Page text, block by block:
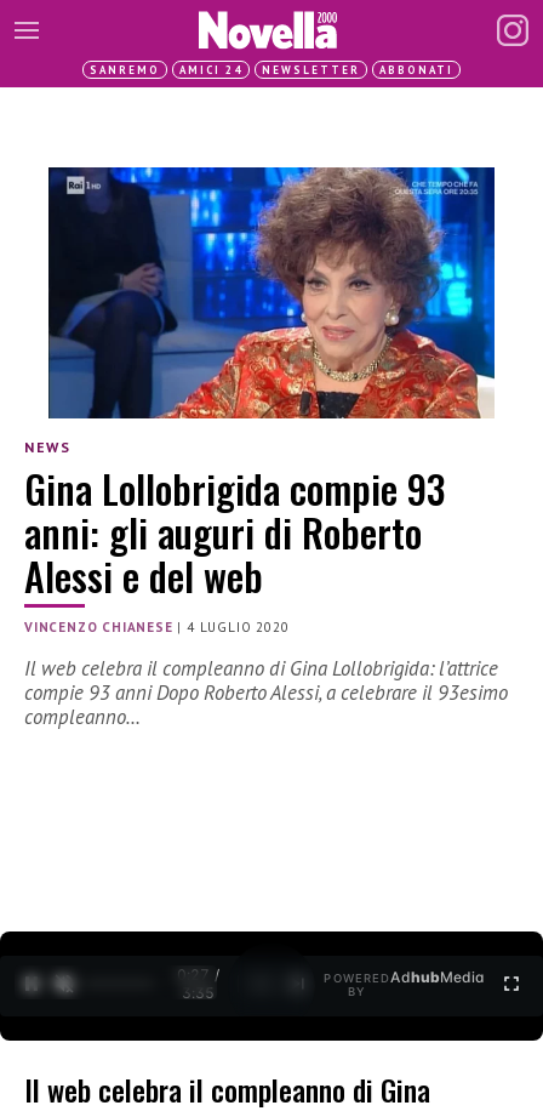
SANREMO AMICI 24 NEWSLETTER ABBONATI
NEWS
Gina Lollobrigida compie 93
anni: gli auguri di Roberto
Alessi e del web
VINCENZO CHIANESE |4 LUGLIO 2020
Il web celebra il compleanno di Gina Lollobrigida: l’attrice
compie 93 anni Dopo Roberto Alessi, a celebrare il 93esimo
compleanno…
0:27 /
3:35
POWERED
BY
AdhubMedia
Il web celebra il compleanno di Gina